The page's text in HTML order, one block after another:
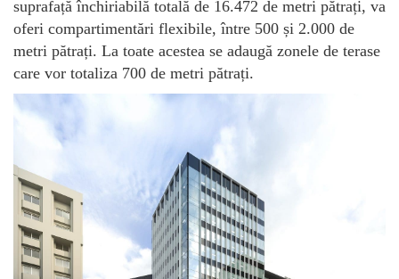
suprafață închiriabilă totală de 16.472 de metri pătrați, va
oferi compartimentări flexibile, între 500 și 2.000 de
metri pătrați. La toate acestea se adaugă zonele de terase
care vor totaliza 700 de metri pătrați.